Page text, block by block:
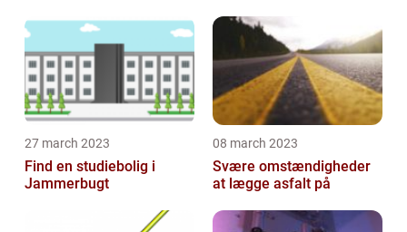
27 march 2023
Find en studiebolig i
Jammerbugt
08 march 2023
Svære omstændigheder
at lægge asfalt på